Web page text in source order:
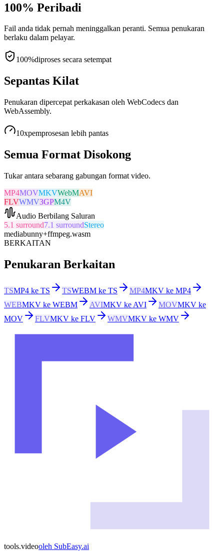
100% Peribadi
Fail anda tidak pernah meninggalkan peranti. Semua penukaran
berlaku dalam pelayar.
100%diproses secara setempat
Sepantas Kilat
Penukaran dipercepat perkakasan oleh WebCodecs dan
WebAssembly.
10xpemprosesan lebih pantas
Semua Format Disokong
Tukar antara sebarang gabungan format video.
MP4MOVMKVWebMAVI
FLVWMV3GPM4V
Audio Berbilang Saluran
5.1 surround7.1 surroundStereo
mediabunny+ffmpeg.wasm
BERKAITAN
Penukaran Berkaitan
TSMP4 ke TS TSWEBM ke TS MP4MKV ke MP4
WEBMKV ke WEBM AVIMKV ke AVI MOVMKV ke
MOV
FLVMKV ke FLV WMVMKV ke WMV
tools.videooleh SubEasy.ai